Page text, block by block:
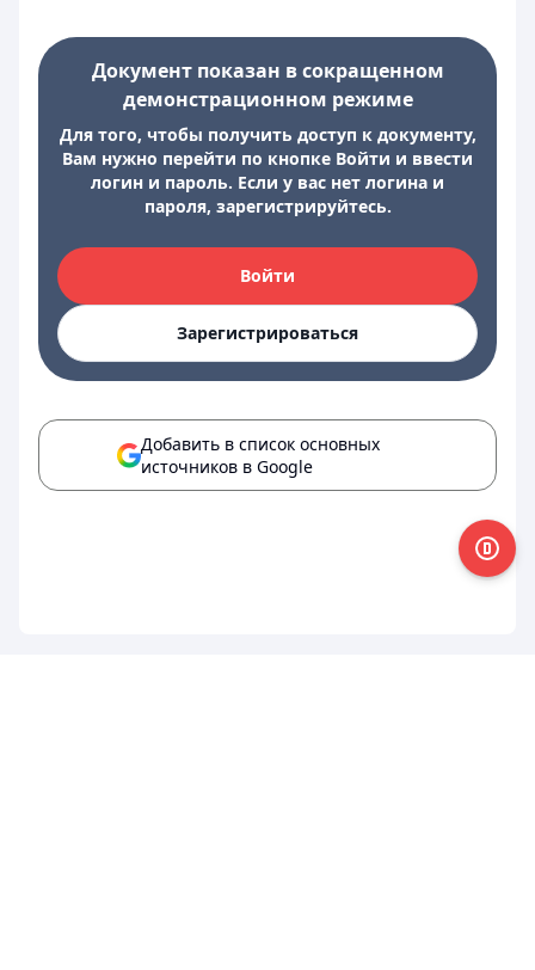
Документ показан в сокращенном
демонстрационном режиме
Для того, чтобы получить доступ к документу,
Вам нужно перейти по кнопке Войти и ввести
логин и пароль. Если у вас нет логина и
пароля, зарегистрируйтесь.
Войти
Зарегистрироваться
Добавить в список основных
источников в Google